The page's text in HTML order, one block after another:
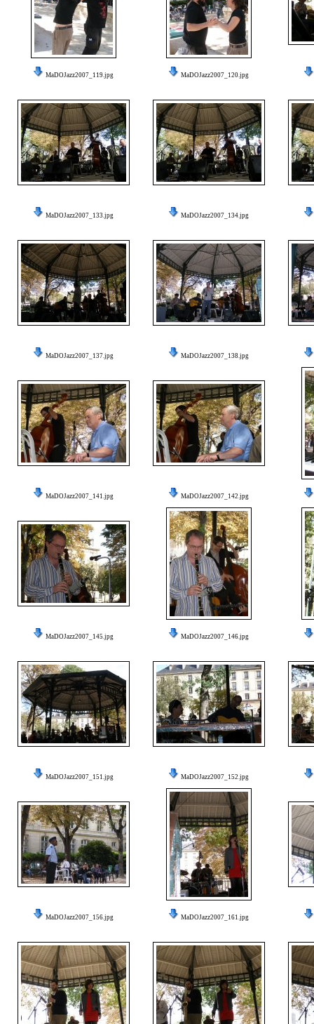
MaDOJazz2007_119.jpg MaDOJazz2007_120.jpg
MaDOJazz2007_133.jpg MaDOJazz2007_134.jpg
MaDOJazz2007_137.jpg MaDOJazz2007_138.jpg
MaDOJazz2007_141.jpg MaDOJazz2007_142.jpg
MaDOJazz2007_145.jpg MaDOJazz2007_146.jpg
MaDOJazz2007_151.jpg MaDOJazz2007_152.jpg
MaDOJazz2007_156.jpg MaDOJazz2007_161.jpg